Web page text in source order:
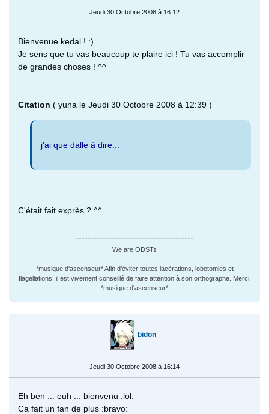
Jeudi 30 Octobre 2008 à 16:12
Bienvenue kedal ! :)
Je sens que tu vas beaucoup te plaire ici ! Tu vas accomplir
de grandes choses ! ^^
Citation ( yuna le Jeudi 30 Octobre 2008 à 12:39 )
j'ai que dalle à dire...
C'était fait exprès ? ^^
We are ODSTs
*musique d'ascenseur* Afin d'éviter toutes lacérations, lobotomies et
flagellations, il est vivement conseillé de faire attention à son orthographe. Merci.
*musique d'ascenseur*
bidon
Jeudi 30 Octobre 2008 à 16:14
Eh ben ... euh ... bienvenu :lol:
Ca fait un fan de plus :bravo: